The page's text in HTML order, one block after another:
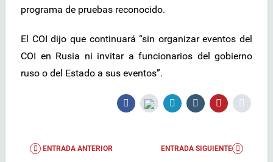
programa de pruebas reconocido.
El COI dijo que continuará “sin organizar eventos del
COI en Rusia ni invitar a funcionarios del gobierno
ruso o del Estado a sus eventos”.
ENTRADA ANTERIOR ENTRADA SIGUIENTE